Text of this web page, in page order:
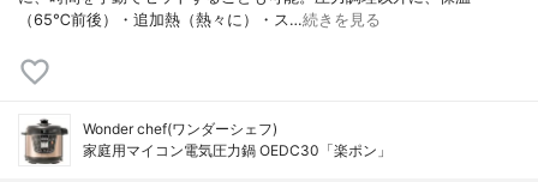
（65℃前後）・追加熱（熱々に）・ス…続きを見る
Wonder chef(ワンダーシェフ)
家庭用マイコン電気圧力鍋 OEDC30「楽ポン」